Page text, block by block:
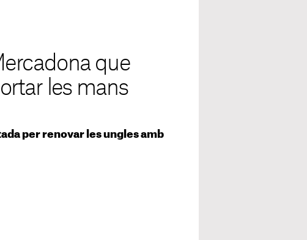
que
les mans
per renovar les ungles amb